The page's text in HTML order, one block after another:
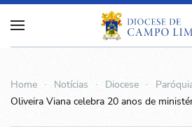
Home Notícias Diocese
Oliveira Viana celebra 20 anos de